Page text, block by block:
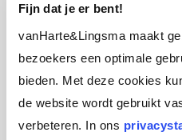
Fijn dat je er bent!
vanHarte&Lingsma maakt
bezoekers een optimale
bieden. Met deze cookies
de website wordt gebruikt
verbeteren. In ons
Stuurlui
Een goed advies kruipt
Dus voel je ook vrij om